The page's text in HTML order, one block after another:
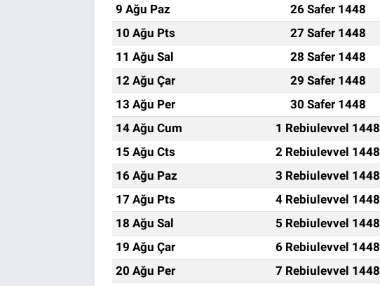
9 Ağu Paz
26 Safer 1448
10 Ağu Pts
27 Safer 1448
11 Ağu Sal
28 Safer 1448
12 Ağu Çar
29 Safer 1448
13 Ağu Per
30 Safer 1448
14 Ağu Cum
1 Rebiulevvel 1448
15 Ağu Cts
2 Rebiulevvel 1448
16 Ağu Paz
3 Rebiulevvel 1448
17 Ağu Pts
4 Rebiulevvel 1448
18 Ağu Sal
5 Rebiulevvel 1448
19 Ağu Çar
6 Rebiulevvel 1448
20 Ağu Per
7 Rebiulevvel 1448